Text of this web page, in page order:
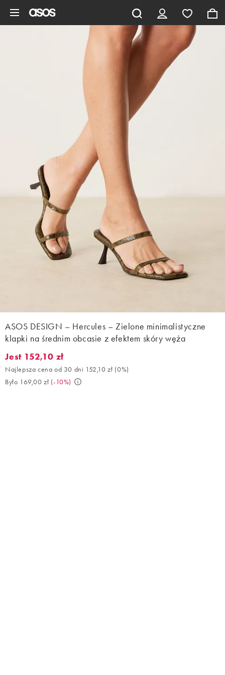
ASOS DESIGN – Hercules – Zielone minimalistyczne
klapki na średnim obcasie z efektem skóry węża
Jest 152,10 zł. Najlepsza cena od 30 dni 152,10 zł (0%). Było
Jest 152,10 zł
Najlepsza cena od 30 dni 152,10 zł (0%)
Było 169,00 zł (-10%)